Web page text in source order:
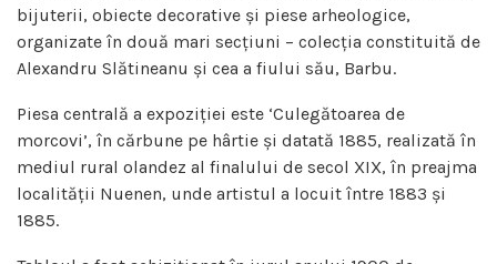
bijuterii, obiecte decorative și piese arheologice,
organizate în două mari secțiuni – colecția constituită de
Alexandru Slătineanu și cea a fiului său, Barbu.
Piesa centrală a expoziției este ‘Culegătoarea de
morcovi’, în cărbune pe hârtie și datată 1885, realizată în
mediul rural olandez al finalului de secol XIX, în preajma
localității Nuenen, unde artistul a locuit între 1883 și
1885.